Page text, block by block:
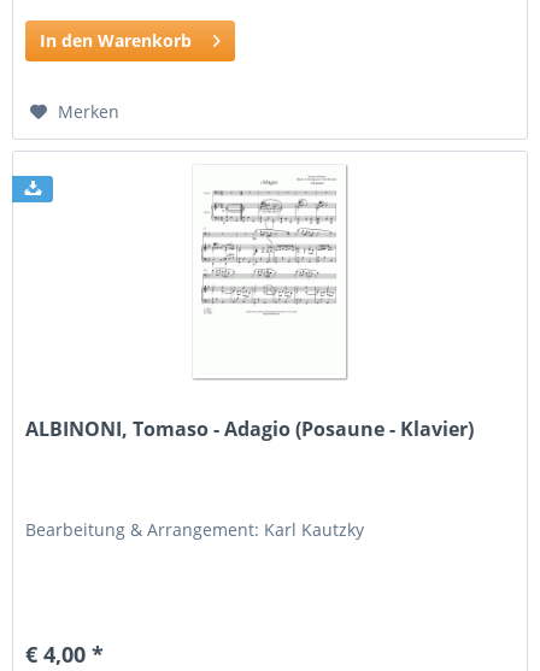
In den Warenkorb
Merken
ALBINONI, Tomaso - Adagio (Posaune - Klavier)
Bearbeitung & Arrangement: Karl Kautzky
€ 4,00 *